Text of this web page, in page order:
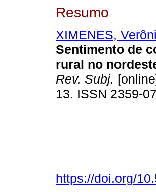
Resumo
XIMENES,
Sentimento de
rural no
Rev. Subj.
13. ISSN 2359-
https://doi.org/